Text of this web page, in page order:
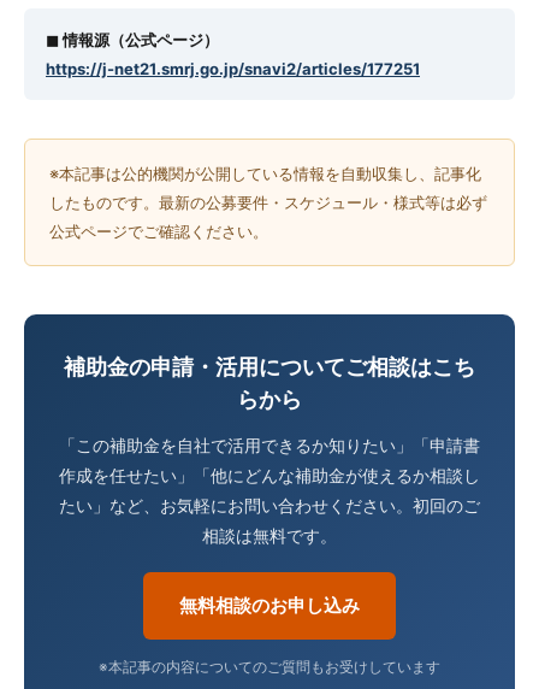
◼︎ 情報源（公式ページ）
https://j-net21.smrj.go.jp/snavi2/articles/177251
※本記事は公的機関が公開している情報を自動収集し、記事化
したものです。最新の公募要件・スケジュール・様式等は必ず
公式ページでご確認ください。
補助金の申請・活用についてご相談はこち
らから
「この補助金を自社で活用できるか知りたい」「申請書
作成を任せたい」「他にどんな補助金が使えるか相談し
たい」など、お気軽にお問い合わせください。初回のご
相談は無料です。
無料相談のお申し込み
※本記事の内容についてのご質問もお受けしています